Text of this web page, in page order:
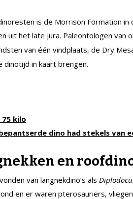
is de Morrison Formation in
uit het late jura. Paleontologen van
van één vindplaats, de Dry
dinotijd in kaart brengen.
kilo
dino had stekels van
en
van langnekdino’s als
en er waren pterosauriërs,